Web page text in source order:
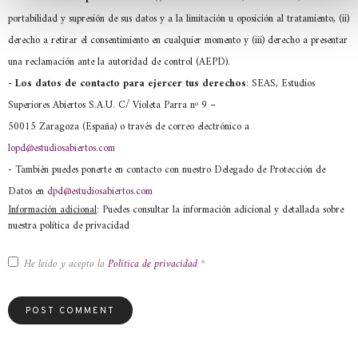
portabilidad y supresión de sus datos y a la limitación u oposición al tratamiento, (ii)
derecho a retirar el consentimiento en cualquier momento y (iii) derecho a presentar
una reclamación ante la autoridad de control (AEPD).
- Los datos de contacto para ejercer tus derechos: SEAS, Estudios
Superiores Abiertos S.A.U. C/ Violeta Parra nº 9 –
50015 Zaragoza (España) o través de correo electrónico a
lopd@estudiosabiertos.com
- También puedes ponerte en contacto con nuestro Delegado de Protección de
Datos en dpd@estudiosabiertos.com
Información adicional: Puedes consultar la información adicional y detallada sobre
nuestra política de privacidad
He leído y acepto la Política de privacidad *